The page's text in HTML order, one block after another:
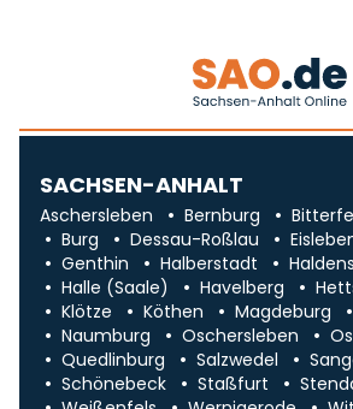
SACHSEN-ANHALT
Aschersleben Bernburg
Burg
Dessau-Roßlau
Genthin
Halberstadt
Halle (Saale)
Havelberg
Klötze
Köthen Magdeburg
Naumburg
Oschersleben
Quedlinburg
Salzwedel
Schönebeck
Staßfurt